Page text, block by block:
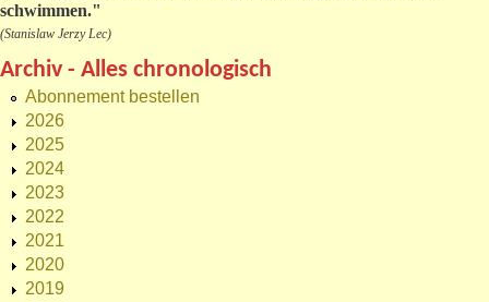
schwimmen."
(Stanislaw Jerzy Lec)
Archiv - Alles chronologisch
Abonnement bestellen
2026
2025
2024
2023
2022
2021
2020
2019